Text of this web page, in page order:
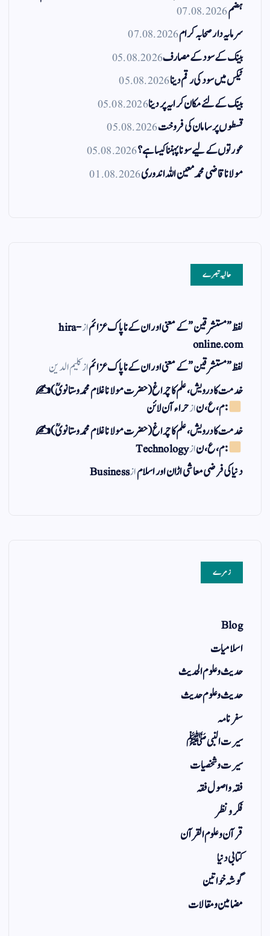
ہضم07.08.2026
سرمایہ دار صحابہ کرام07.08.2026
بینک کے سود کے مصارف05.08.2026
ٹیکس میں سود کی رقم دینا05.08.2026
بینک کے لئے مکان کرایہ پر دینا05.08.2026
قسطوں پر سامان کی فروخت05.08.2026
عورتوں کے لیے سونا پہننا کیسا ہے؟05.08.2026
مولانا قاضی محمد معین اللہ اندوری01.08.2026
حالیہ تبصرے
لفظ ” مستشرقین ” کے معنی اور ان کے نا پاک عزائمازhira-
online.com
لفظ ” مستشرقین ” کے معنی اور ان کے نا پاک عزائمازکلیم الدین
خدمت کا درویش، علم کا چراغ(حضرت مولانا غلام محمد وستانویؒ)✍
: م ، ع ، نازحراء آن لائن
خدمت کا درویش، علم کا چراغ(حضرت مولانا غلام محمد وستانویؒ)✍
: م ، ع ، نازTechnology
دنیا کی فرضی معاشی اڑان اور اسلامازBusiness
زمرے
Blog
اسلامیات
حدیث و علوم الحدیث
حدیث و علوم حدیث
سفر نامہ
سیرت النبی ﷺ
سیرت و شخصیات
فقہ و اصول فقہ
فکر و نظر
قرآن و علوم القرآن
کتابی دنیا
گوشہ خواتین
مضامین و مقالات